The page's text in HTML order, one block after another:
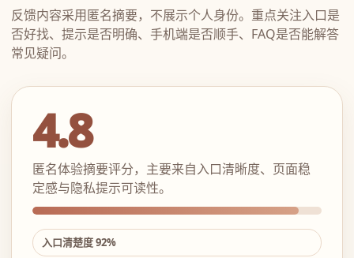
反馈内容采用匿名摘要，不展示个人身份。重点关注入口是
否好找、提示是否明确、手机端是否顺手、FAQ是否能解答
常见疑问。
4.8
匿名体验摘要评分，主要来自入口清晰度、页面稳
定感与隐私提示可读性。
入口清楚度 92%